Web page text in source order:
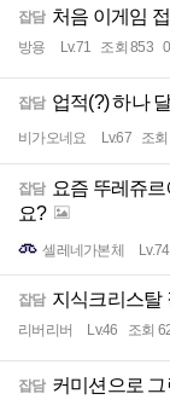
잡담 처음 이게임
방용 Lv.71 조회 853
잡담 업적(?) 하나
비가오네요 Lv.67 조
잡담 요즘 뚜레쥬
요?
셀레네가본체 Lv.74
잡담 지식크리스탈
리버리버 Lv.46 조회
잡담 커미션으로